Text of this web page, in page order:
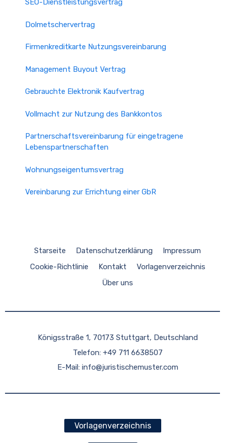
SEO-Dienstleistungsvertrag
Dolmetschervertrag
Firmenkreditkarte Nutzungsvereinbarung
Management Buyout Vertrag
Gebrauchte Elektronik Kaufvertrag
Vollmacht zur Nutzung des Bankkontos
Partnerschaftsvereinbarung für eingetragene
Lebenspartnerschaften
Wohnungseigentumsvertrag
Vereinbarung zur Errichtung einer GbR
Starseite Datenschutzerklärung
Impressum
Cookie-Richtlinie
Kontakt
Vorlagenverzeichnis
Über uns
Königsstraße 1, 70173 Stuttgart, Deutschland
Telefon: +49 711 6638507
E-Mail: info@juristischemuster.com
Vorlagenverzeichnis